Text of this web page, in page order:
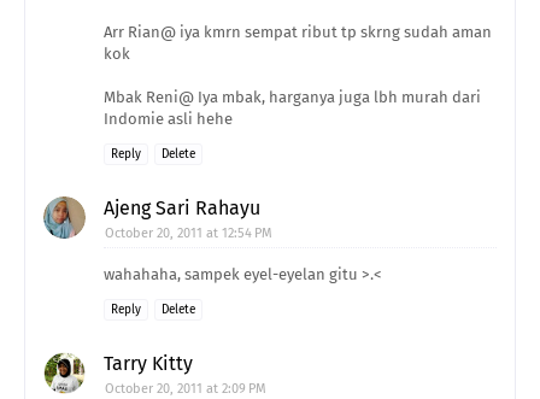
Arr Rian@ iya kmrn sempat ribut tp skrng sudah aman
kok
Mbak Reni@ Iya mbak, harganya juga lbh murah dari
Indomie asli hehe
Reply Delete
Ajeng Sari Rahayu
October 20, 2011 at 12:54 PM
wahahaha, sampek eyel-eyelan gitu >.<
Reply Delete
Tarry Kitty
October 20, 2011 at 2:09 PM